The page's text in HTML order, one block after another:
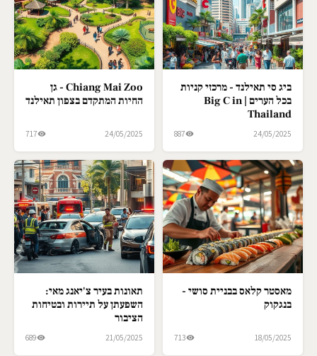
ביג סי תאילנד - מרכזי קניות
בכל הערים | Big C in
Thailand
24/05/2025
887
Chiang Mai Zoo - גן
החיות המתקדם בצפון תאילנד
24/05/2025
717
מאסטר קלאס בבניית סושי -
בנגקוק
18/05/2025
713
תאונות בעיר צ'יאנג מאי:
השפעתן על תיירות ובטיחות
הציבור
21/05/2025
689